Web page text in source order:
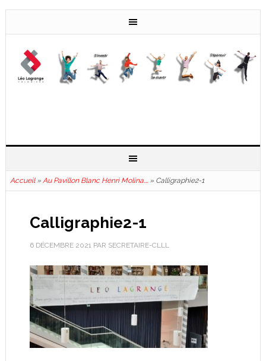
Accueil» Au Pavillon Blanc Henri Molina….» Calligraphie2-1
Calligraphie2-1
6 DÉCEMBRE 2021PAR SECRETAIRE-CLLL